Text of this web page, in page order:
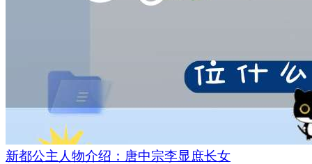
新都公主人物介绍：唐中宗李显庶长女